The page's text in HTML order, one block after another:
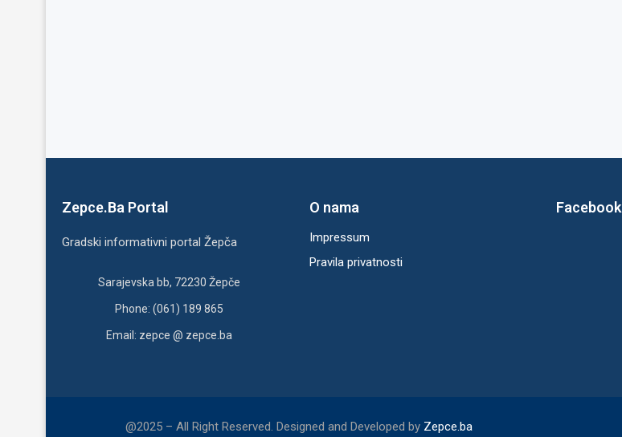
Zepce.Ba Portal
Gradski informativni portal Žepča
Sarajevska bb, 72230 Žepče
Phone: (061) 189 865
Email: zepce @ zepce.ba
O nama
Impressum
Pravila privatnosti
Facebook
@2025 – All Right Reserved. Designed and Developed by Zepce.ba